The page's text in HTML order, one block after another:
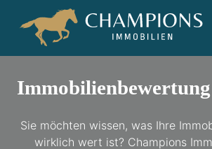
Sie möchten wissen, was Ihre
wirklich wert ist? Champions